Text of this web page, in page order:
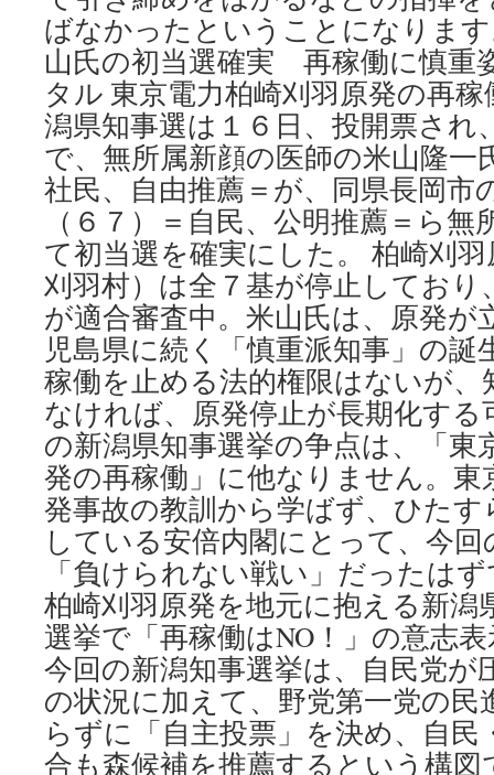
ばなかったということになりま
山氏の初当選確実 再稼働に慎重
タル 東京電力柏崎刈羽原発の再
潟県知事選は１６日、投開票され
で、無所属新顔の医師の米山隆一
社民、自由推薦＝が、同県長岡市
（６７）＝自民、公明推薦＝ら
て初当選を確実にした。 柏崎刈
刈羽村）は全７基が停止しており
が適合審査中。米山氏は、原発が
児島県に続く「慎重派知事」の誕
稼働を止める法的権限はないが
なければ、原発停止が長期化する
の新潟県知事選挙の争点は、「東
発の再稼働」に他なりません。東
発事故の教訓から学ばず、ひたす
している安倍内閣にとって、今
「負けられない戦い」だったは
柏崎刈羽原発を地元に抱える新潟
選挙で「再稼働はNO！」の意志
今回の新潟知事選挙は、自民党が
の状況に加えて、野党第一党の民
らずに「自主投票」を決め、自
合も森候補を推薦するという構